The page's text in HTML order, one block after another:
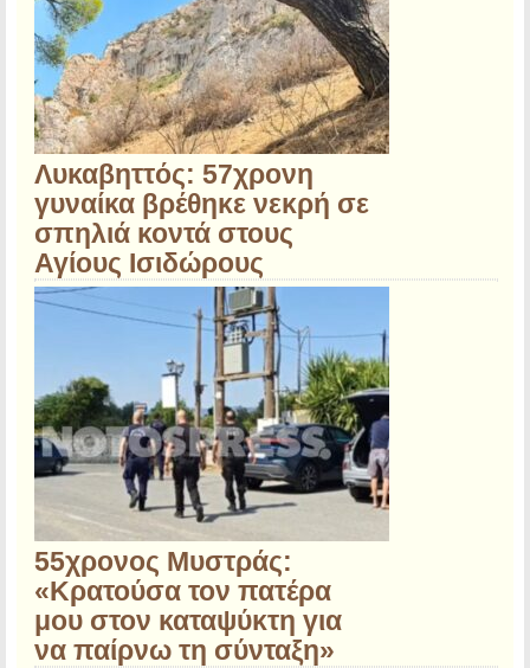
Λυκαβηττός: 57χρονη
γυναίκα βρέθηκε νεκρή σε
σπηλιά κοντά στους
Αγίους Ισιδώρους
55χρονος Μυστράς:
«Κρατούσα τον πατέρα
μου στον καταψύκτη για
να παίρνω τη σύνταξη»